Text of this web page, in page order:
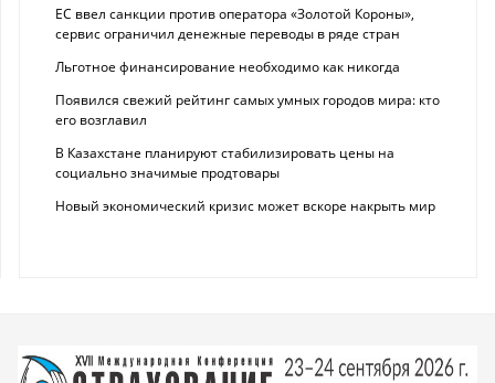
ЕС ввел санкции против оператора «Золотой Короны»,
сервис ограничил денежные переводы в ряде стран
Льготное финансирование необходимо как никогда
Появился свежий рейтинг самых умных городов мира: кто
его возглавил
В Казахстане планируют стабилизировать цены на
социально значимые продтовары
Новый экономический кризис может вскоре накрыть мир